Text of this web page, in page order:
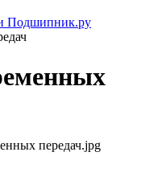
Подшипник.ру